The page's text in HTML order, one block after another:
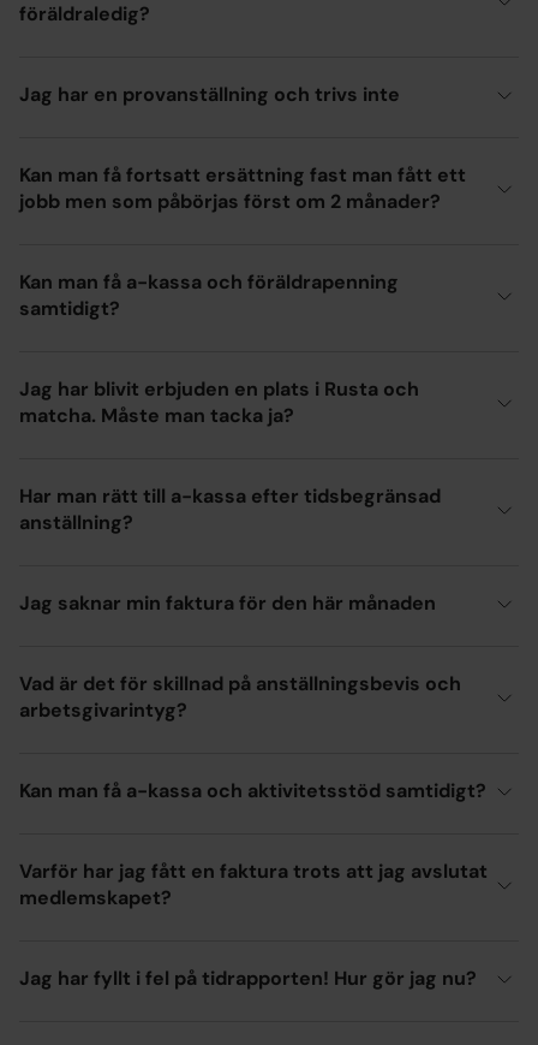
föräldraledig?
Jag har en provanställning och trivs inte
Kan man få fortsatt ersättning fast man fått ett
jobb men som påbörjas först om 2 månader?
Kan man få a-kassa och föräldrapenning
samtidigt?
Jag har blivit erbjuden en plats i Rusta och
matcha. Måste man tacka ja?
Har man rätt till a-kassa efter tidsbegränsad
anställning?
Jag saknar min faktura för den här månaden
Vad är det för skillnad på anställningsbevis och
arbetsgivarintyg?
Kan man få a-kassa och aktivitetsstöd samtidigt?
Varför har jag fått en faktura trots att jag avslutat
medlemskapet?
Jag har fyllt i fel på tidrapporten! Hur gör jag nu?